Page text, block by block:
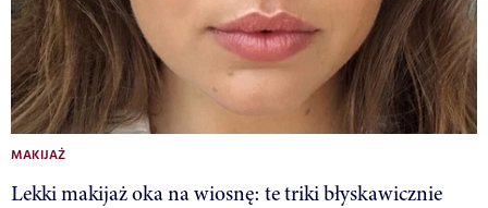
MAKIJAŻ
Lekki makijaż oka na wiosnę: te triki błyskawicznie